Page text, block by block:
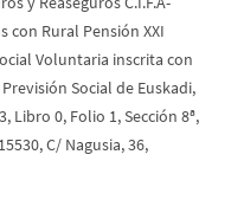
con Rural Pensión XXI
Voluntaria inscrita con
Social de Euskadi,
Libro 0, Folio 1, Sección 8ª,
C/ Nagusia, 36,